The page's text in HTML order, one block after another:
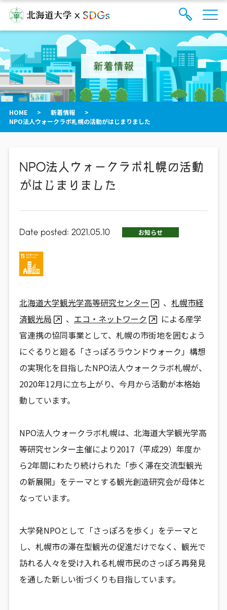
索
フ
ォ
ー
を
開
閉
イ
ト
内
メ
ニ
ュ
ー
新着情報
HOME > 新着情報
>
NPO法人ウォークラボ札幌の活動がはじまりました
NPO法人ウォークラボ札幌の活動
がはじまりました
Date posted: 2021.05.10 お知らせ
北海道大学観光学高等研究センター 、 札幌市経
済観光局
、 エコ・ネットワーク
による産学
官連携の協同事業として、札幌の市街地を囲むよう
にぐるりと廻る「さっぽろラウンドウォーク」構想
の実現化を目指したNPO法人ウォークラボ札幌が、
2020年12月に立ち上がり、今月から活動が本格始
動しています。
NPO法人ウォークラボ札幌は、北海道大学観光学高
等研究センター主催により2017（平成29）年度か
ら2年間にわたり続けられた「歩く滞在交流型観光
の新展開」をテーマとする観光創造研究会が母体と
なっています。
大学発NPOとして「さっぽろを歩く」をテーマと
し、札幌市の滞在型観光の促進だけでなく、観光で
訪れる人々を受け入れる札幌市民のさっぽろ再発見
を通した新しい街づくりも目指しています。